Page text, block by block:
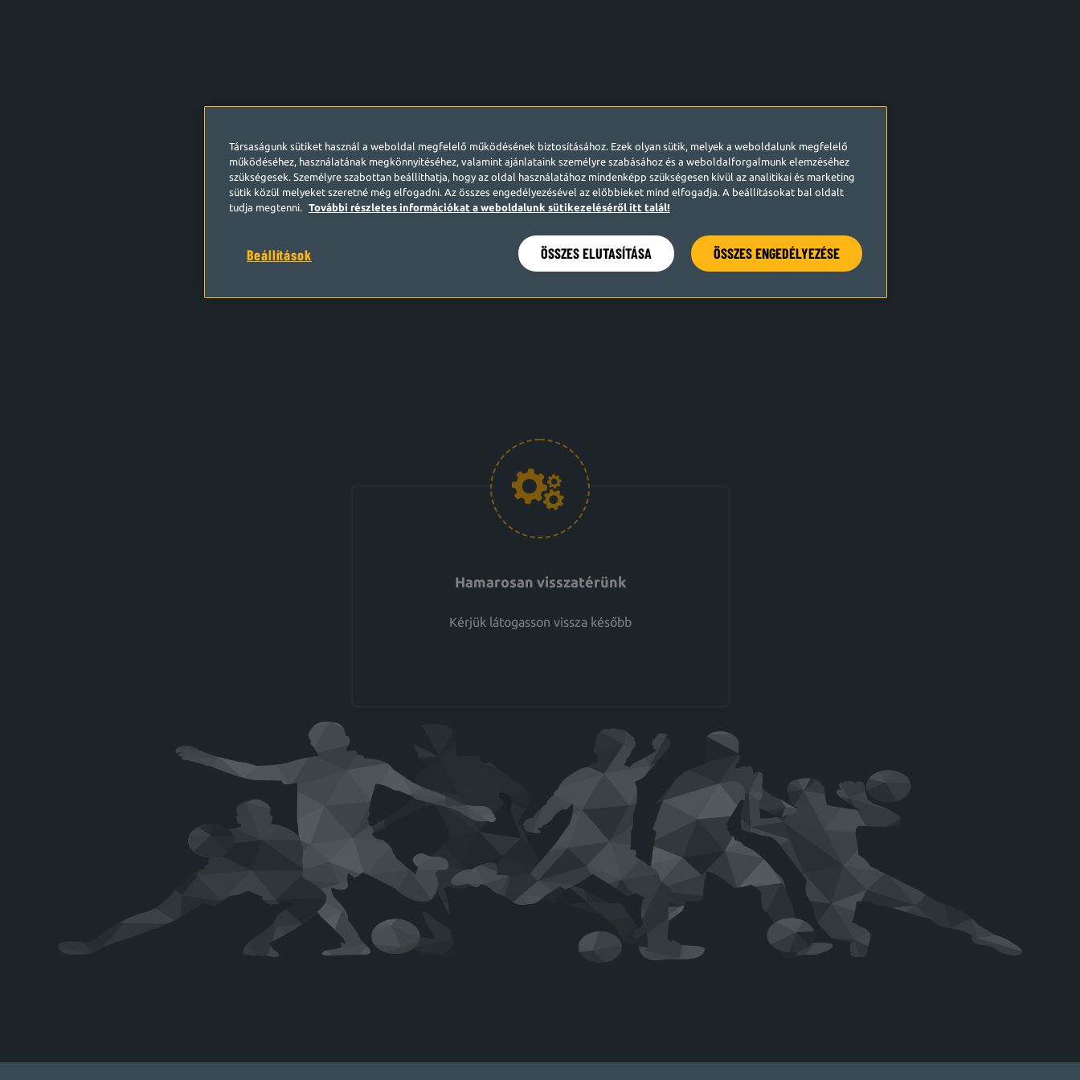
Hamarosan visszatérünk
Kérjük látogasson vissza később
Társaságunk sütiket használ a weboldal megfelelő működésének biztosításához. Ezek olyan sütik, melyek a weboldalunk megfelelő
működéséhez, használatának megkönnyítéséhez, valamint ajánlataink személyre szabásához és a weboldalforgalmunk elemzéséhez
szükségesek. Személyre szabottan beállíthatja, hogy az oldal használatához mindenképp szükségesen kívül az analitikai és marketing
sütik közül melyeket szeretné még elfogadni. Az összes engedélyezésével az előbbieket mind elfogadja. A beállításokat bal oldalt
tudja megtenni.
További részletes információkat a weboldalunk sütikezeléséről itt talál!
Beállítások ÖSSZES ELUTASÍTÁSA ÖSSZES ENGEDÉLYEZÉSE